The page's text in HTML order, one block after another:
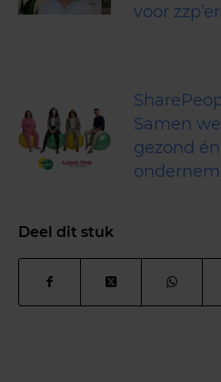
voor
Samen
gezond
Deel dit stuk